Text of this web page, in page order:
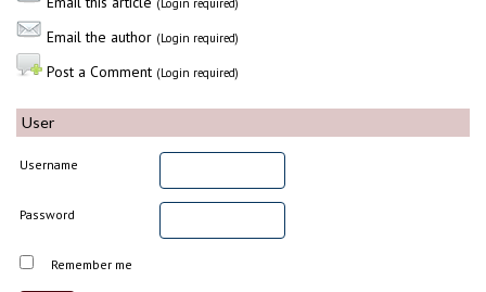
(Login required)
Email the author (Login required)
Post a Comment (Login required)
User
Username
Password
Remember me